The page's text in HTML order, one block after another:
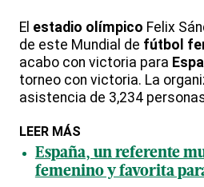
El estadio olímpico Felix
de este Mundial de fútbol
acabo con victoria para
torneo con victoria. La
asistencia de 3,234
LEER MÁS
España, un referente
femenino y favorita